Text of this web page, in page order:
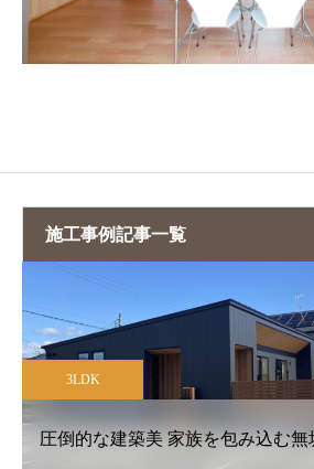
施工事例記事一覧
3LDK
圧倒的な建築美 家族を包み込む無